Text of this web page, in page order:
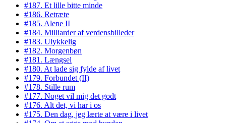
#187. Et lille bitte minde
#186. Retræte
#185. Alene II
#184. Milliarder af verdensbilleder
#183. Ulykkelig
#182. Morgenbøn
#181. Længsel
#180. At lade sig fylde af livet
#179. Forbundet (II)
#178. Stille rum
#177. Noget vil mig det godt
#176. Alt det, vi har i os
#175. Den dag, jeg lærte at være i livet